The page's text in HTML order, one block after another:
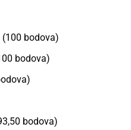
bodova)
bodova)
bodova)